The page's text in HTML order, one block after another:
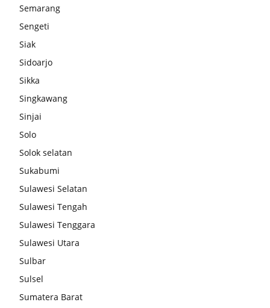
Semarang
Sengeti
Siak
Sidoarjo
Sikka
Singkawang
Sinjai
Solo
Solok selatan
Sukabumi
Sulawesi Selatan
Sulawesi Tengah
Sulawesi Tenggara
Sulawesi Utara
Sulbar
Sulsel
Sumatera Barat